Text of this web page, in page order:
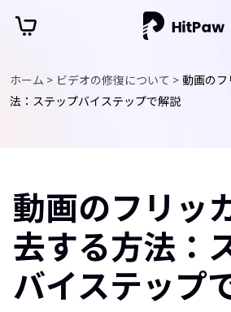
ホーム > ビデオの修復について > 動画の
法：ステップバイステップで解説
動画のフリッ
去する方法：
バイステップ